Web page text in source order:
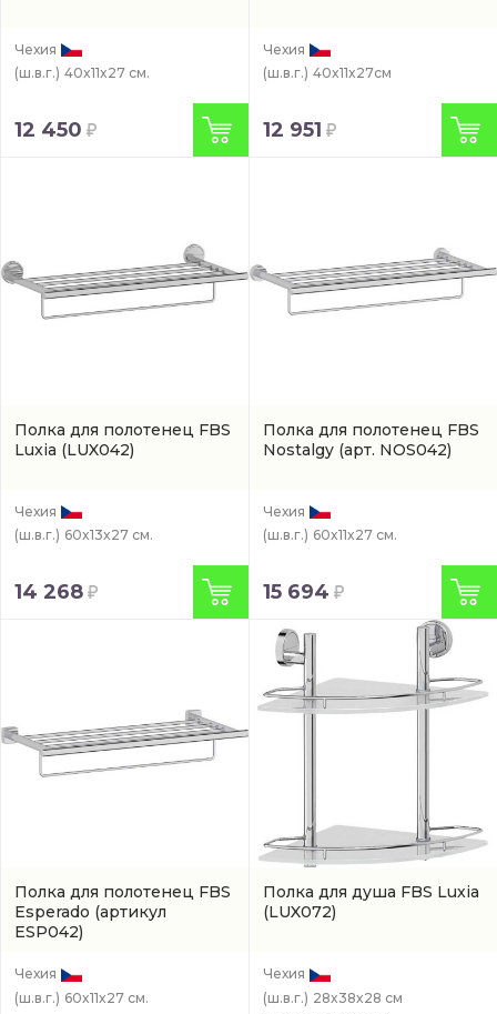
Чехия
(ш.в.г.) 40x11x27 см.
12 450
Чехия
(ш.в.г.) 40x11x27см
12 951
Полка для полотенец FBS
Luxia (LUX042)
Чехия
(ш.в.г.) 60x13x27 см.
14 268
Полка для полотенец FBS
Nostalgy (арт. NOS042)
Чехия
(ш.в.г.) 60x11x27 см.
15 694
Полка для полотенец FBS
Esperado (артикул
ESP042)
Чехия
(ш.в.г.) 60x11x27 см.
Полка для душа FBS Luxia
(LUX072)
Чехия
(ш.в.г.) 28x38x28 см